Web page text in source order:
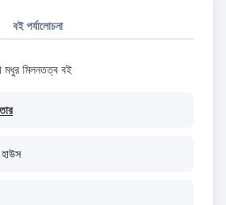
বই পর্যালোচনা
মধুর মিলনতত্ব বই